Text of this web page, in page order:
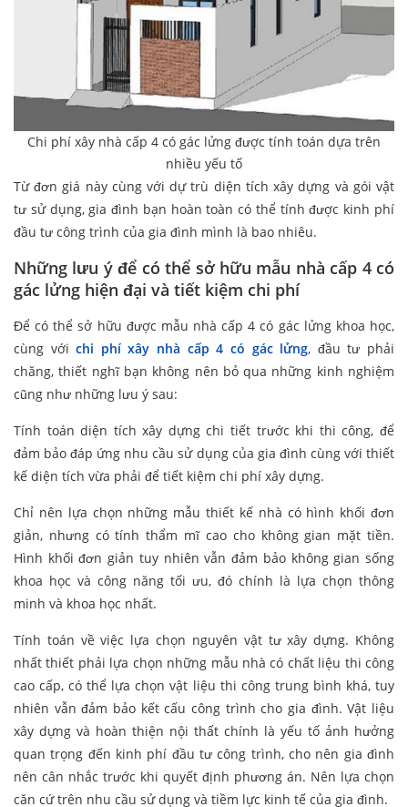
Chi phí xây nhà cấp 4 có gác lửng được tính toán dựa trên
nhiều yếu tố
Từ đơn giá này cùng với dự trù diện tích xây dựng và gói vật
tư sử dụng, gia đình bạn hoàn toàn có thể tính được kinh phí
đầu tư công trình của gia đình mình là bao nhiêu.
Những lưu ý để có thể sở hữu mẫu nhà cấp 4 có
gác lửng hiện đại và tiết kiệm chi phí
Để có thể sở hữu được mẫu nhà cấp 4 có gác lửng khoa học,
cùng vớichi phí xây nhà cấp 4 có gác lửng, đầu tư phải
chăng, thiết nghĩ bạn không nên bỏ qua những kinh nghiệm
cũng như những lưu ý sau:
Tính toán diện tích xây dựng chi tiết trước khi thi công, để
đảm bảo đáp ứng nhu cầu sử dụng của gia đình cùng với thiết
kế diện tích vừa phải để tiết kiệm chi phí xây dựng.
Chỉ nên lựa chọn những mẫu thiết kế nhà có hình khối đơn
giản, nhưng có tính thẩm mĩ cao cho không gian mặt tiền.
Hình khối đơn giản tuy nhiên vẫn đảm bảo không gian sống
khoa học và công năng tối ưu, đó chính là lựa chọn thông
minh và khoa học nhất.
Tính toán về việc lựa chọn nguyên vật tư xây dựng. Không
nhất thiết phải lựa chọn những mẫu nhà có chất liệu thi công
cao cấp, có thể lựa chọn vật liệu thi công trung bình khá, tuy
nhiên vẫn đảm bảo kết cấu công trình cho gia đình. Vật liệu
xây dựng và hoàn thiện nội thất chính là yếu tố ảnh hưởng
quan trọng đến kinh phí đầu tư công trình, cho nên gia đình
nên cân nhắc trước khi quyết định phương án. Nên lựa chọn
căn cứ trên nhu cầu sử dụng và tiềm lực kinh tế của gia đình.